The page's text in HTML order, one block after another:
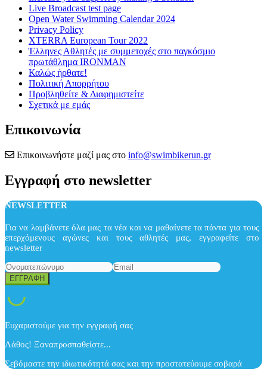
Live Broadcast test page
Open Water Swimming Calendar 2024
Privacy Policy
XTERRA European Tour 2022
Έλληνες Αθλητές με συμμετοχές στο παγκόσμιο
πρωτάθλημα IRONMAN
Καλώς ήρθατε!
Πολιτική Απορρήτου
Προβληθείτε & Διαφημιστείτε
Σχετικά με εμάς
Επικοινωνία
Επικοινωνήστε μαζί μας στο info@swimbikerun.gr
Εγγραφή στο newsletter
NEWSLETTER
Για να λαμβάνετε όλα μας τα νέα και να μαθαίνετε τα πάντα για τους
επερχόμενους αγώνες και τους αθλητές μας, εγγραφείτε στο
newsletter
Ευχαριστούμε για την εγγραφή σας
Λάθος! Ξαναπροσπαθείστε...
Σεβόμαστε την ιδιωτικότητά σας και την προστατεύουμε σοβαρά